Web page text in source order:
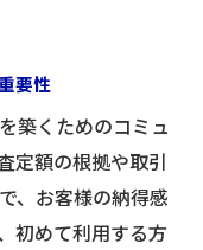
要性
築くためのコミュ
定額の根拠や取引
、お客様の納得感
初めて利用する方